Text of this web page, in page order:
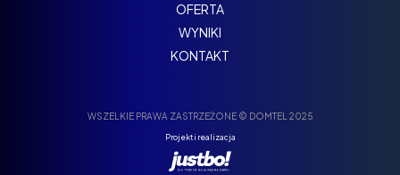
OFERTA
WYNIKI
KONTAKT
WSZELKIE PRAWA ZASTRZEŻONE © DOMTEL 2025
Projekt i realizacja